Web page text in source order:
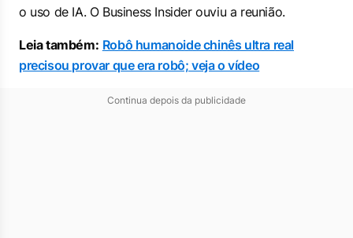
o uso de IA. O Business Insider ouviu a reunião.
Leia também: Robô humanoide chinês ultra real
precisou provar que era robô; veja o vídeo
Continua depois da publicidade